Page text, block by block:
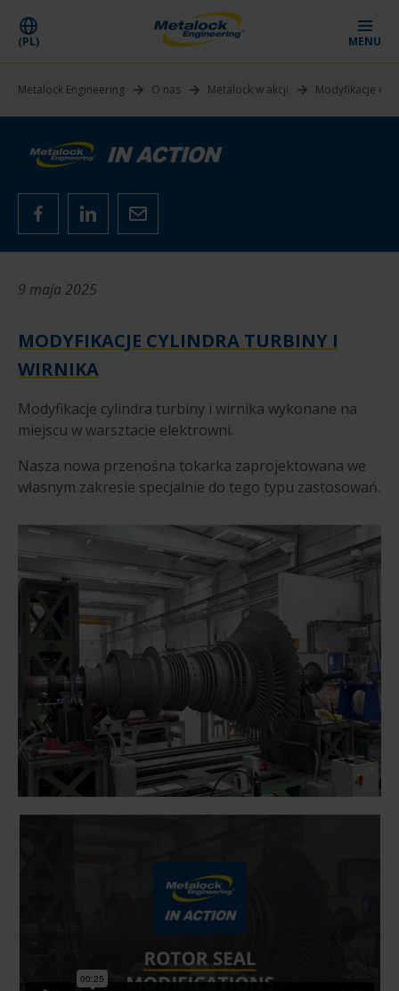
(PL) MENU
Metalock Engineering O nas Metalock w akcji Modyfikacje
9 maja 2025
MODYFIKACJE CYLINDRA TURBINY I
WIRNIKA
Modyfikacje cylindra turbiny i wirnika wykonane na
miejscu w warsztacie elektrowni.
Nasza nowa przenośna tokarka zaprojektowana we
własnym zakresie specjalnie do tego typu zastosowań.